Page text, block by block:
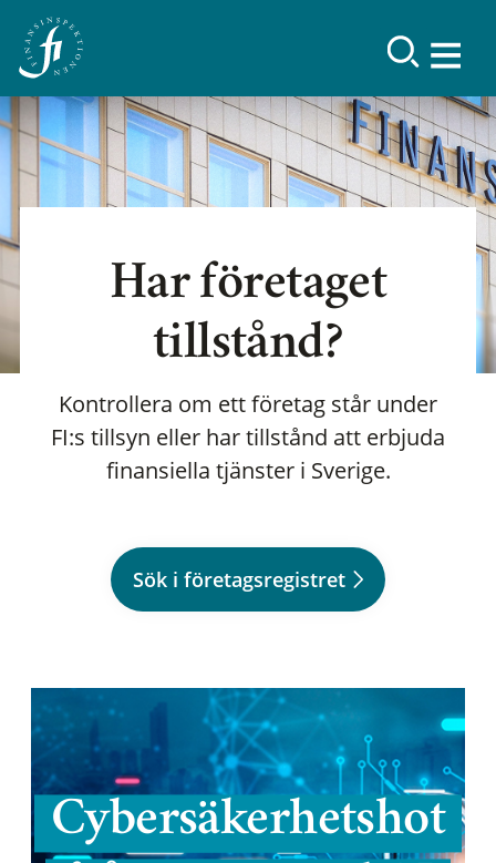
Har företaget
tillstånd?
Kontrollera om ett företag står under
FI:s tillsyn eller har tillstånd att erbjuda
finansiella tjänster i Sverige.
Sök i företagsregistret
Cybersäkerhetshot